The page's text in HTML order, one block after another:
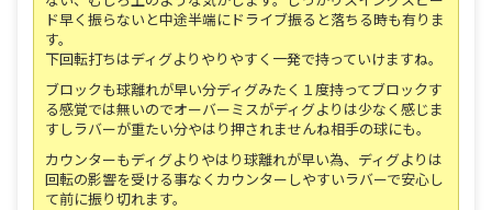
ド早く振らないと中途半端にドライブ振ると落ちる時も有りま
す。
下回転打ちはディグよりやりやすく一発で持っていけますね。
ブロックも球離れが早い分ディグみたく１度持ってブロックす
る感覚では無いのでオーバーミスがディグよりは少なく感じま
すしラバーが重たい分やはり押されませんね相手の球にも。
カウンターもディグよりやはり球離れが早い為、ディグよりは
回転の影響を受ける事なくカウンターしやすいラバーで安心し
て前に振り切れます。